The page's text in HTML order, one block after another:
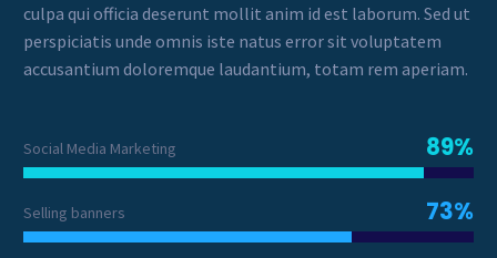
culpa qui officia deserunt mollit anim id est laborum. Sed ut
perspiciatis unde omnis iste natus error sit voluptatem
accusantium doloremque laudantium, totam rem aperiam.
Social Media Marketing 89%
Selling banners 73%